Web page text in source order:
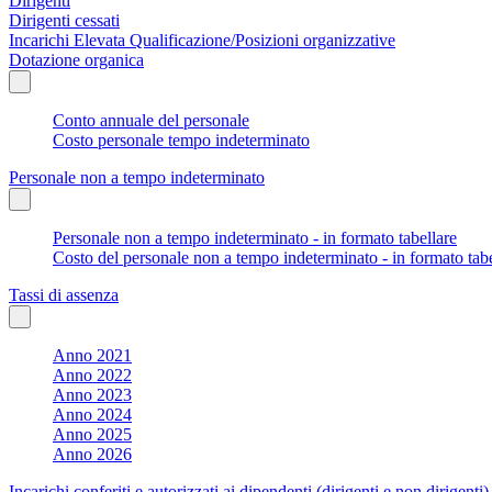
Dirigenti cessati
Incarichi Elevata Qualificazione/Posizioni organizzative
Dotazione organica
Conto annuale del personale
Costo personale tempo indeterminato
Personale non a tempo indeterminato
Personale non a tempo indeterminato - in formato tabellare
Costo del personale non a tempo indeterminato - in formato
Tassi di assenza
Anno 2021
Anno 2022
Anno 2023
Anno 2024
Anno 2025
Anno 2026